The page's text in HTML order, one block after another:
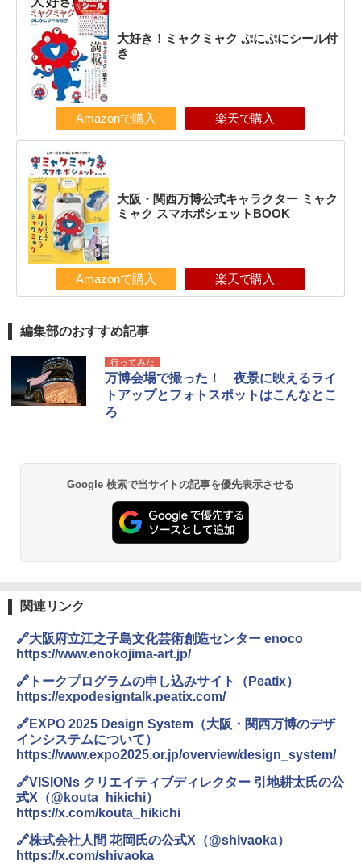
大好き！ミャクミャク ぷにぷにシール付
き
Amazonで購入 楽天で購入
大阪・関西万博公式キャラクター ミャク
ミャク スマホポシェットBOOK
Amazonで購入 楽天で購入
編集部のおすすめ記事
行ってみた
万博会場で撮った！ 夜景に映えるライ
トアップとフォトスポットはこんなとこ
ろ
Google 検索で当サイトの記事を優先表示させる
関連リンク
🔗大阪府立江之子島文化芸術創造センター enoco
https://www.enokojima-art.jp/
🔗トークプログラムの申し込みサイト（Peatix）
https://expodesigntalk.peatix.com/
🔗EXPO 2025 Design System（大阪・関西万博のデザ
インシステムについて）
https://www.expo2025.or.jp/overview/design_system/
🔗VISIONs クリエイティブディレクター 引地耕太氏の公
式X（@kouta_hikichi）
https://x.com/kouta_hikichi
🔗株式会社人間 花岡氏の公式X（@shivaoka）
https://x.com/shivaoka